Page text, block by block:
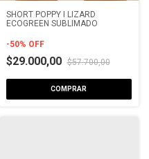
SHORT POPPY I LIZARD
ECOGREEN SUBLIMADO
-50% OFF
$29.000,00 $57.700,00
COMPRAR